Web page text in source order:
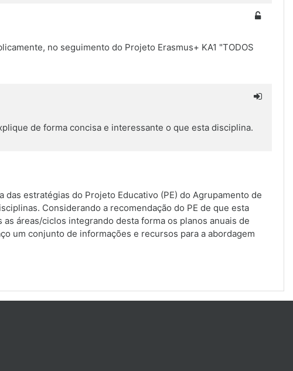
no seguimento do Projeto Erasmus+ KA1 "TODOS
de forma concisa e interessante o que esta disciplina.
das estratégias do Projeto Educativo (PE) do Agrupamento de
Considerando a recomendação do PE de que esta
áreas/ciclos integrando desta forma os planos anuais de
um conjunto de informações e recursos para a abordagem